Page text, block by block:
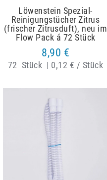
Löwenstein Spezial-
Reinigungstücher Zitrus
(frischer Zitrusduft), neu im
Flow Pack á 72 Stück
8,90 €
72 Stück | 0,12 € / Stück